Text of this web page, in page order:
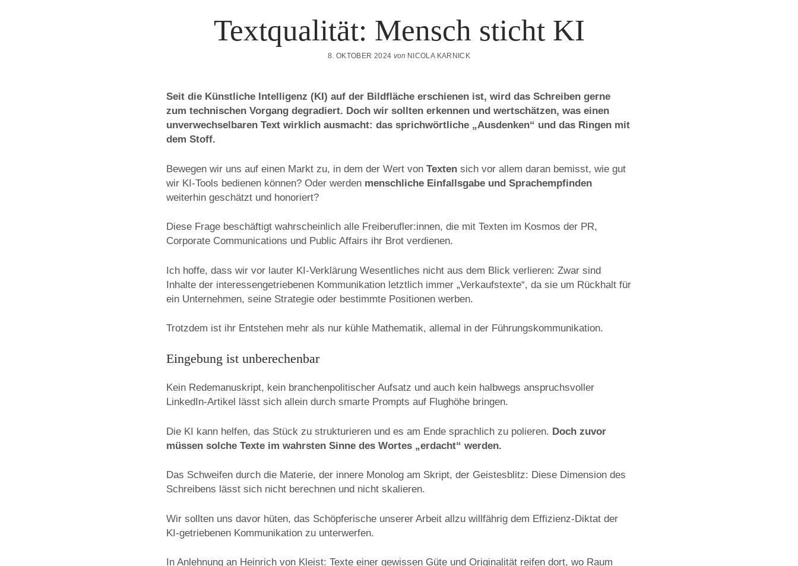
Textqualität: Mensch sticht KI
8. OKTOBER 2024 von NICOLA KARNICK
Seit die Künstliche Intelligenz (KI) auf der Bildfläche erschienen ist, wird das Schreiben gerne
zum technischen Vorgang degradiert. Doch wir sollten erkennen und wertschätzen, was einen
unverwechselbaren Text wirklich ausmacht: das sprichwörtliche „Ausdenken“ und das Ringen mit
dem Stoff.
Bewegen wir uns auf einen Markt zu, in dem der Wert von Textensich vor allem daran bemisst, wie gut
wir KI-Tools bedienen können? Oder werden menschliche Einfallsgabe und Sprachempfinden
weiterhin geschätzt und honoriert?
Diese Frage beschäftigt wahrscheinlich alle Freiberufler:innen, die mit Texten im Kosmos der PR,
Corporate Communications und Public Affairs ihr Brot verdienen.
Ich hoffe, dass wir vor lauter KI-Verklärung Wesentliches nicht aus dem Blick verlieren: Zwar sind
Inhalte der interessengetriebenen Kommunikation letztlich immer „Verkaufstexte“, da sie um Rückhalt für
ein Unternehmen, seine Strategie oder bestimmte Positionen werben.
Trotzdem ist ihr Entstehen mehr als nur kühle Mathematik, allemal in der Führungskommunikation.
Eingebung ist unberechenbar
Kein Redemanuskript, kein branchenpolitischer Aufsatz und auch kein halbwegs anspruchsvoller
LinkedIn-Artikel lässt sich allein durch smarte Prompts auf Flughöhe bringen.
Die KI kann helfen, das Stück zu strukturieren und es am Ende sprachlich zu polieren. Doch zuvor
müssen solche Texte im wahrsten Sinne des Wortes „erdacht“ werden.
Das Schweifen durch die Materie, der innere Monolog am Skript, der Geistesblitz: Diese Dimension des
Schreibens lässt sich nicht berechnen und nicht skalieren.
Wir sollten uns davor hüten, das Schöpferische unserer Arbeit allzu willfährig dem Effizienz-Diktat der
KI-getriebenen Kommunikation zu unterwerfen.
In Anlehnung an Heinrich von Kleist: Texte einer gewissen Güte und Originalität reifen dort, wo Raum